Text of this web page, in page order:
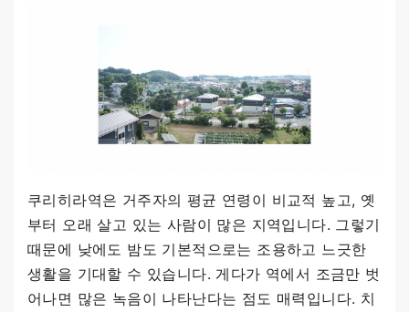
쿠리히라역은 거주자의 평균 연령이 비교적 높고, 옛
부터 오래 살고 있는 사람이 많은 지역입니다. 그렇기
때문에 낮에도 밤도 기본적으로는 조용하고 느긋한
생활을 기대할 수 있습니다. 게다가 역에서 조금만 벗
어나면 많은 녹음이 나타난다는 점도 매력입니다. 치